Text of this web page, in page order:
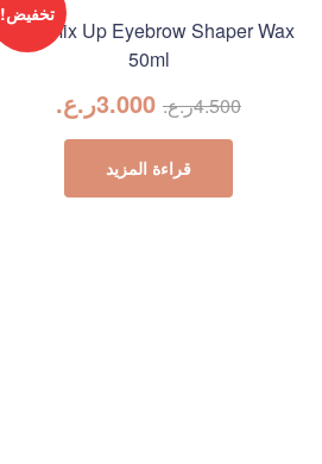
تخفيض!
KAS Mix Up Eyebrow Shaper Wax
50ml
4.500ر.ع. 3.000ر.ع.
قراءة المزيد